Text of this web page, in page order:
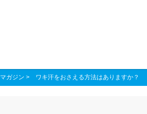
マガジン > ワキ汗をおさえる方法はありますか？